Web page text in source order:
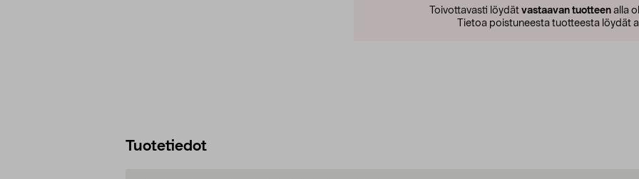
Toivottavasti löydät vastaavan tuotteen alla
Tietoa poistuneesta tuotteesta löydät
Tuotetiedot